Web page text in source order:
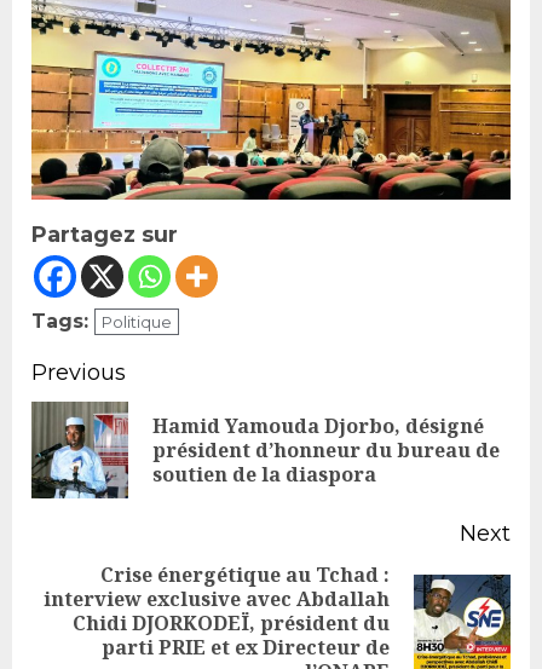
Partagez sur
Tags: Politique
Continue
Reading
Previous
Hamid Yamouda Djorbo, désigné
président d’honneur du bureau de
soutien de la diaspora
Next
Next
Crise énergétique au Tchad :
interview exclusive avec Abdallah
Chidi DJORKODEÏ, président du
parti PRIE et ex Directeur de